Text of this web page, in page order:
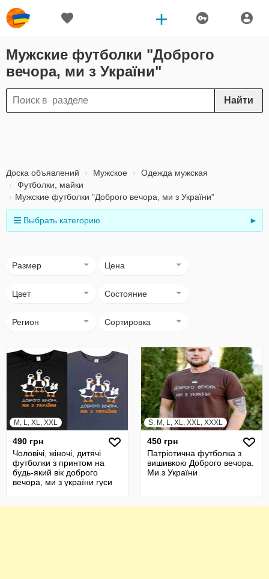
Мужские футболки "Доброго
вечора, ми з України"
Найти
Доска объявлений Мужское
Одежда мужская
Футболки, майки
Мужские футболки "Доброго вечора, ми з України"
Выбрать категорию ►
Размер Цена
Цвет Состояние
Регион Сортировка
M, L, XL, XXL
490 грн
Чоловічі, жіночі, дитячі
футболки з принтом на
будь-який вік доброго
вечора, ми з україни гуси
S, M, L, XL, XXL, XXXL
450 грн
Патріотична футболка з
вишивкою Доброго вечора.
Ми з України